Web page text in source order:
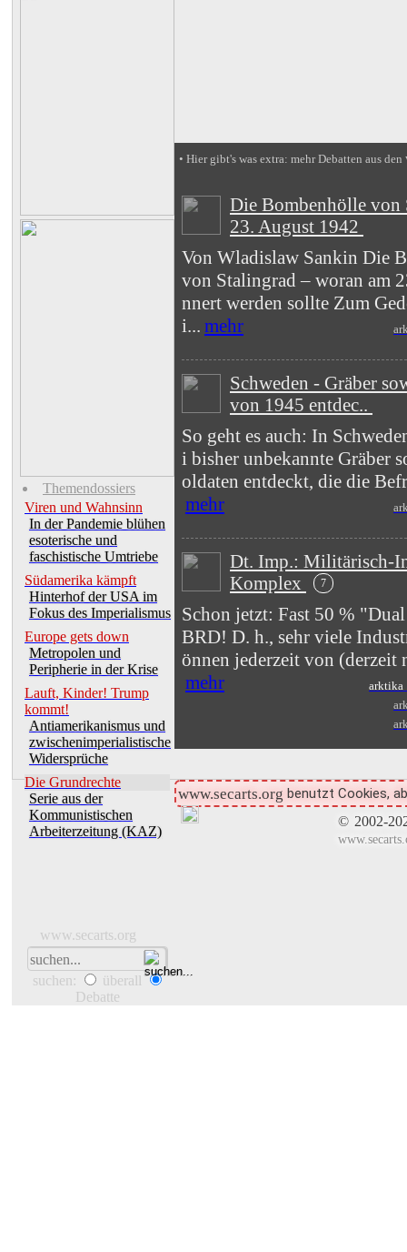
Themendossiers
Viren und Wahnsinn
In der Pandemie blühen
esoterische und
faschistische Umtriebe
Südamerika kämpft
Hinterhof der USA im
Fokus des Imperialismus
Europe gets down
Metropolen und
Peripherie in der Krise
Lauft, Kinder! Trump
kommt!
Antiamerikanismus und
zwischenimperialistische
Widersprüche
Die Grundrechte
Serie aus der
Kommunistischen
Arbeiterzeitung (KAZ)
www.secarts.org
suchen:
überall
Debatte
• Hier gibt's was extra: mehr Debatten aus den
Die Bombenhölle von
23. August 1942
Von Wladislaw Sankin Die
von Stalingrad – woran am
nnert werden sollte Zum
i... mehr
Schweden - Gräber
von 1945 entdec..
So geht es auch: In
i bisher unbekannte Gräber
oldaten entdeckt, die die
mehr
Dt. Imp.: Militärisch-
Komplex
7
Schon jetzt: Fast 50 %
BRD! D. h., sehr viele
önnen jederzeit von
mehr
arktika
www.secarts.org benutzt Cookies,
© 2002-